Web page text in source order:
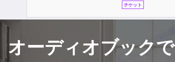
チケット
オーディオブックで